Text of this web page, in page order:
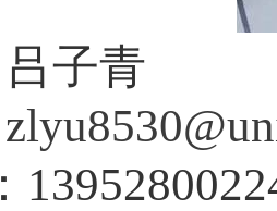
吕子青
：